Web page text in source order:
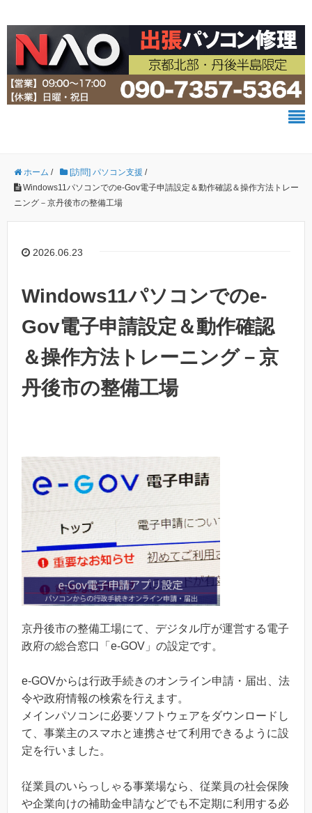
ホーム / [訪問] パソコン支援 /
Windows11パソコンでのe-Gov電子申請設定＆動作確認＆操作方法トレー
ニング－京丹後市の整備工場
2026.06.23
Windows11パソコンでのe-
Gov電子申請設定＆動作確認
＆操作方法トレーニング－京
丹後市の整備工場
京丹後市の整備工場にて、デジタル庁が運営する電子
政府の総合窓口「e-GOV」の設定です。
e-GOVからは行政手続きのオンライン申請・届出、法
令や政府情報の検索を行えます。
メインパソコンに必要ソフトウェアをダウンロードし
て、事業主のスマホと連携させて利用できるように設
定を行いました。
従業員のいらっしゃる事業場なら、従業員の社会保険
や企業向けの補助金申請などでも不定期に利用する必